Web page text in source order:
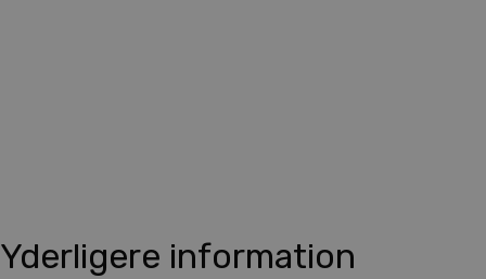
Yderligere information